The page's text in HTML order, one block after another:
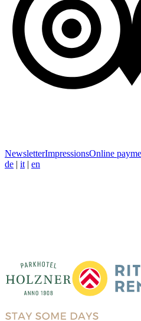
NewsletterImpressionsOnline
de | it | en